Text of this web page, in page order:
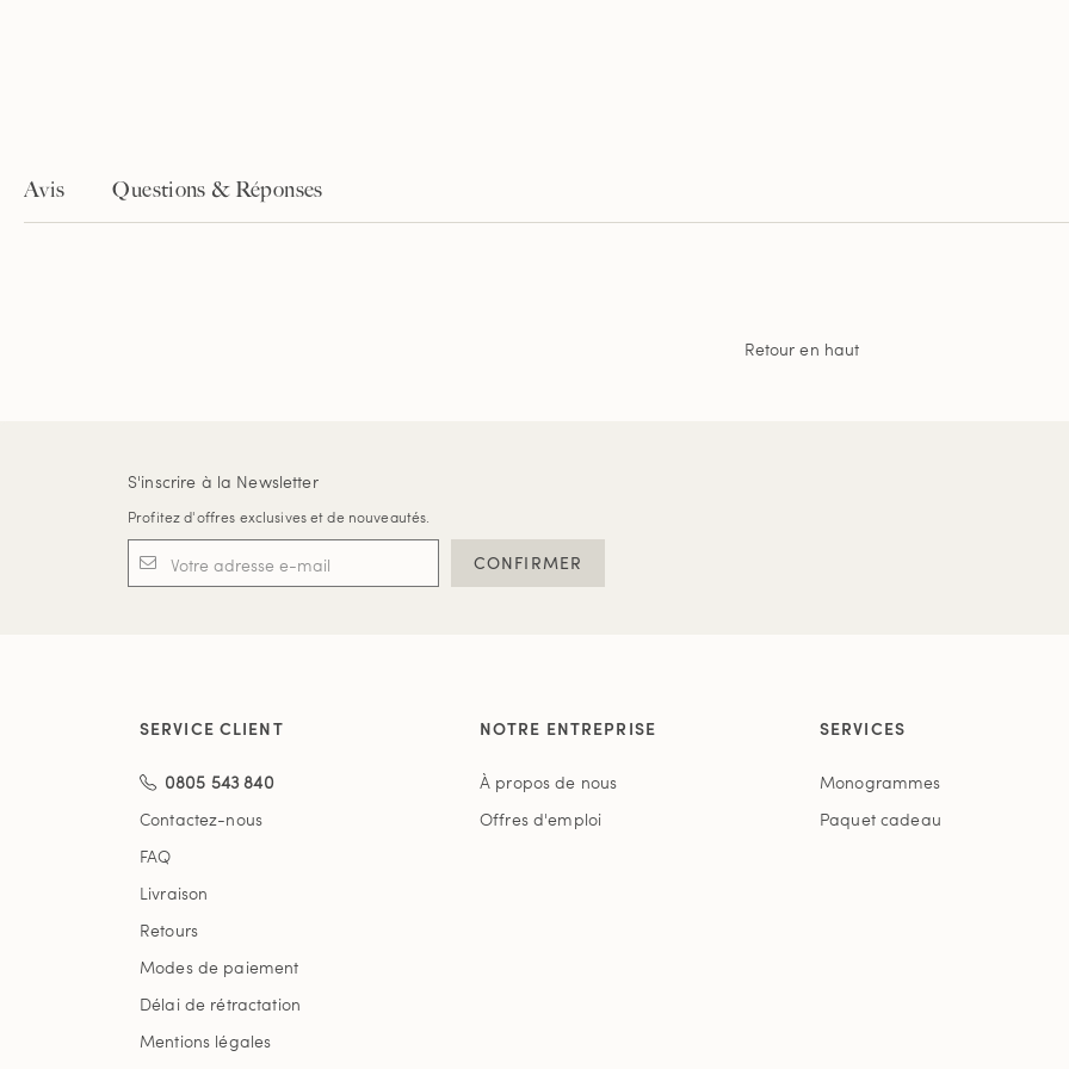
Avis Questions & Réponses
Retour en haut
S'inscrire à la Newsletter
Profitez d'offres exclusives et de nouveautés.
CONFIRMER
SERVICE CLIENT
0805 543 840
Contactez-nous
FAQ
Livraison
Retours
Modes de paiement
Délai de rétractation
Mentions légales
NOTRE ENTREPRISE
À propos de nous
Offres d'emploi
SERVICES
Monogrammes
Paquet cadeau